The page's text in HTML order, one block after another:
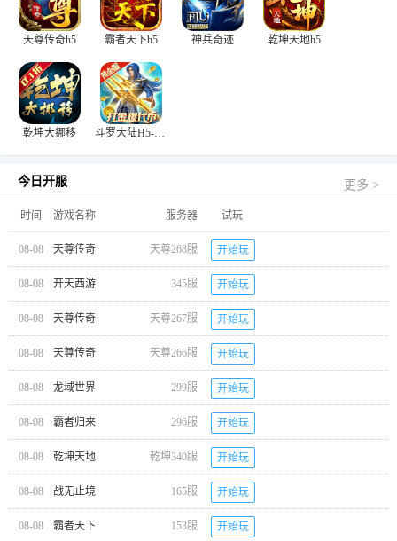
天尊传奇h5 霸者天下h5 神兵奇迹 乾坤天地h5
乾坤大挪移 斗罗大陆H5-极速黄金版
今日开服 更多 >
时间 游戏名称 服务器 试玩
08-08 天尊传奇 天尊268服 开始玩
08-08 开天西游 345服 开始玩
08-08 天尊传奇 天尊267服 开始玩
08-08 天尊传奇 天尊266服 开始玩
08-08 龙域世界 299服 开始玩
08-08 霸者归来 296服 开始玩
08-08 乾坤天地 乾坤340服 开始玩
08-08 战无止境 165服 开始玩
08-08 霸者天下 153服 开始玩